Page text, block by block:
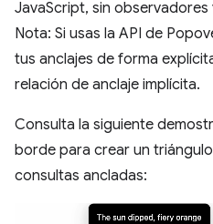
JavaScript, sin observadores
Nota: Si usas la API de
tus anclajes de forma
relación de anclaje implícita.
Consulta la siguiente
borde para crear un
consultas ancladas: